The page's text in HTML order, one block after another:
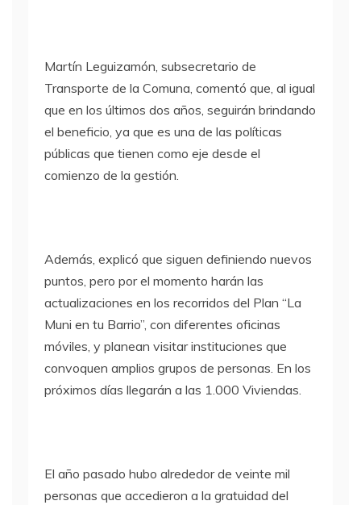
Martín Leguizamón, subsecretario de
Transporte de la Comuna, comentó que, al igual
que en los últimos dos años, seguirán brindando
el beneficio, ya que es una de las políticas
públicas que tienen como eje desde el
comienzo de la gestión.
Además, explicó que siguen definiendo nuevos
puntos, pero por el momento harán las
actualizaciones en los recorridos del Plan “La
Muni en tu Barrio”, con diferentes oficinas
móviles, y planean visitar instituciones que
convoquen amplios grupos de personas. En los
próximos días llegarán a las 1.000 Viviendas.
El año pasado hubo alrededor de veinte mil
personas que accedieron a la gratuidad del